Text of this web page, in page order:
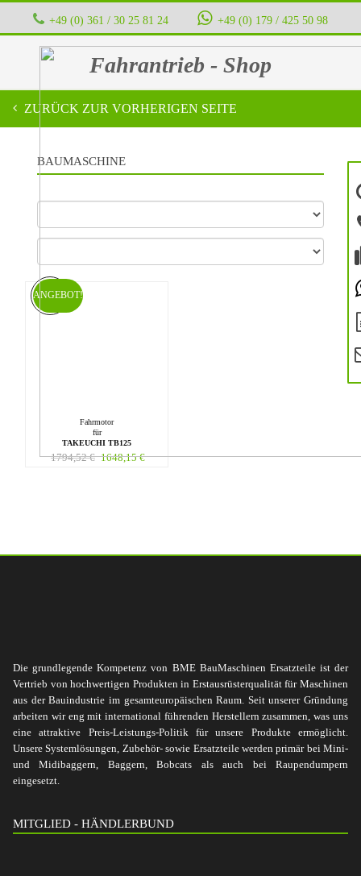
+49 (0) 361 / 30 25 81 24 ‭ ‭ ‭ ‭ +49 (0) 179 / 425 50 98
Fahrantrieb - Shop
ZURÜCK ZUR VORHERIGEN SEITE
BAUMASCHINE
Fahrmotor
für
TAKEUCHI TB125
1794,52€ 1648,15€
ANGEBOT!
Die grundlegende Kompetenz von BME BauMaschinen Ersatzteile ist der
Vertrieb von hochwertigen Produkten in Erstausrüsterqualität für Maschinen
aus der Bauindustrie im gesamteuropäischen Raum. Seit unserer Gründung
arbeiten wir eng mit international führenden Herstellern zusammen, was uns
eine attraktive Preis-Leistungs-Politik für unsere Produkte ermöglicht.
Unsere Systemlösungen, Zubehör- sowie Ersatzteile werden primär bei Mini-
und Midibaggern, Baggern, Bobcats als auch bei Raupendumpern
eingesetzt.
MITGLIED - HÄNDLERBUND